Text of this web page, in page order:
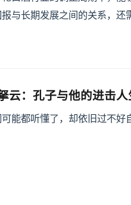
与长期发展之间的关系，还
云：孔子与他的进击人
能都听懂了，却依旧过不